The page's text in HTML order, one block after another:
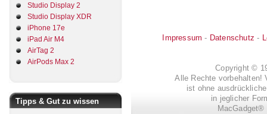
Studio Display 2
Studio Display XDR
iPhone 17e
iPad Air M4
AirTag 2
AirPods Max 2
Tipps & Gut zu wissen
Impressum - Datenschutz -
Copyright ©
Alle Rechte vorbehalten!
ist ohne
in jeglicher
MacGadget®